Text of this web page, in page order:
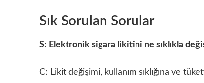
Sık Sorulan Sorular
S: Elektronik sigara likitini ne sıklıkla
C: Likit değişimi, kullanım sıklığına ve